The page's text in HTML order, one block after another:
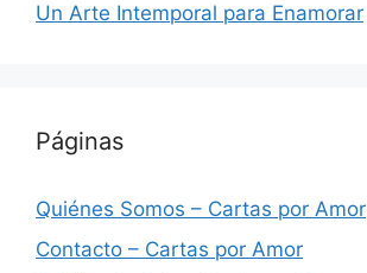
Un Arte Intemporal para Enamorar
Páginas
Quiénes Somos – Cartas por Amor
Contacto – Cartas por Amor